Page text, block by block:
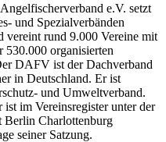
e.V. setzt
und Spezialverbänden
vereint rund 9.000 Vereine mit
530.000 organisierten
DAFV ist der Dachverband
in Deutschland. Er ist
und Umweltverband.
im Vereinsregister unter der
Berlin Charlottenburg
seiner Satzung.